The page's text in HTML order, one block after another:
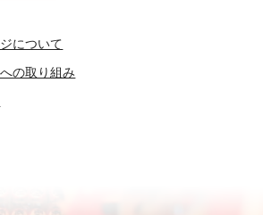
について
の取り組み